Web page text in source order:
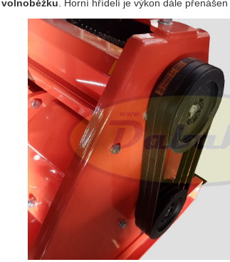
volnoběžku . Horní hřídelí je výkon dále